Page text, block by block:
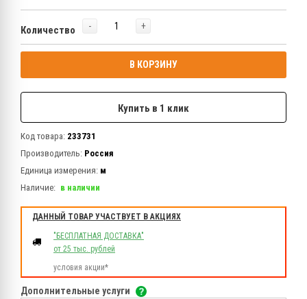
Количество - +
В КОРЗИНУ
Купить в 1 клик
Код товара: 233731
Производитель: Россия
Единица измерения: м
Наличие: в наличии
ДАННЫЙ ТОВАР УЧАСТВУЕТ В АКЦИЯХ
"БЕСПЛАТНАЯ ДОСТАВКА"
от 25 тыс. рублей
условия акции*
Дополнительные услуги